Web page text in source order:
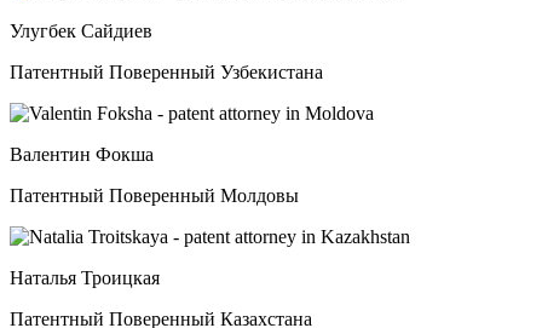
Улугбек Сайдиев
Патентный Поверенный Узбекистана
Валентин Фокша
Патентный Поверенный Молдовы
Наталья Троицкая
Патентный Поверенный Казахстана